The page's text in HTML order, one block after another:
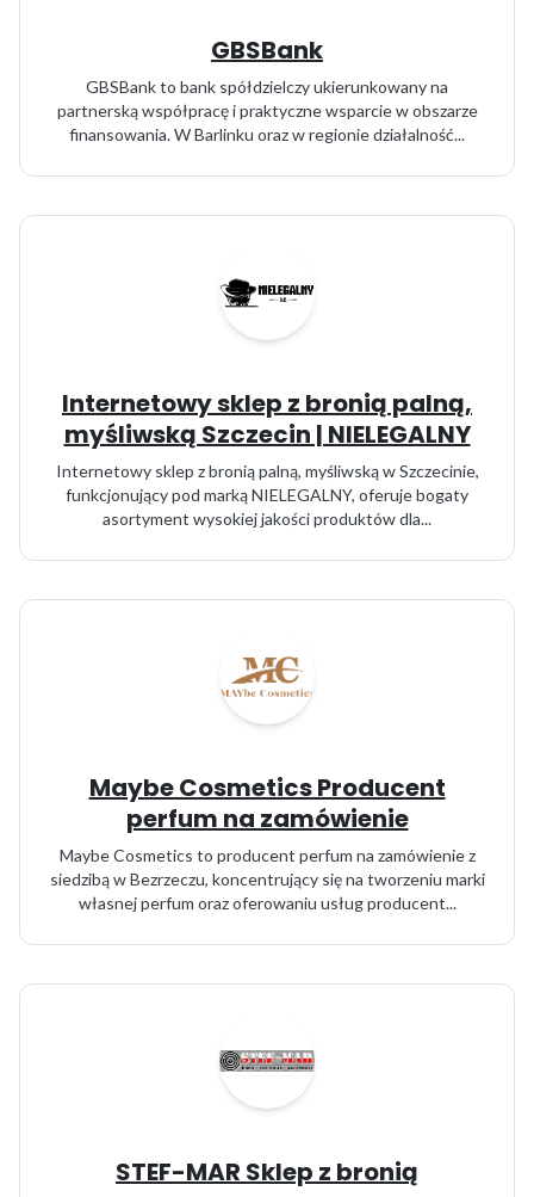
GBSBank
GBSBank to bank spółdzielczy ukierunkowany na
partnerską współpracę i praktyczne wsparcie w obszarze
finansowania. W Barlinku oraz w regionie działalność...
Internetowy sklep z bronią palną,
myśliwską Szczecin | NIELEGALNY
Internetowy sklep z bronią palną, myśliwską w Szczecinie,
funkcjonujący pod marką NIELEGALNY, oferuje bogaty
asortyment wysokiej jakości produktów dla...
Maybe Cosmetics Producent
perfum na zamówienie
Maybe Cosmetics to producent perfum na zamówienie z
siedzibą w Bezrzeczu, koncentrujący się na tworzeniu marki
własnej perfum oraz oferowaniu usług producent...
STEF-MAR Sklep z bronią